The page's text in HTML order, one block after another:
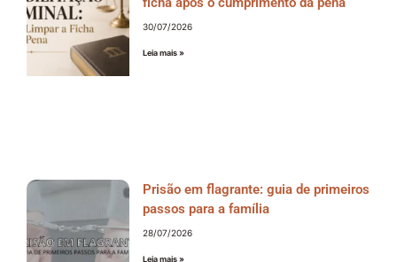
30/07/2026
Leia mais »
Prisão em flagrante: guia de primeiros
passos para a família
28/07/2026
Leia mais »